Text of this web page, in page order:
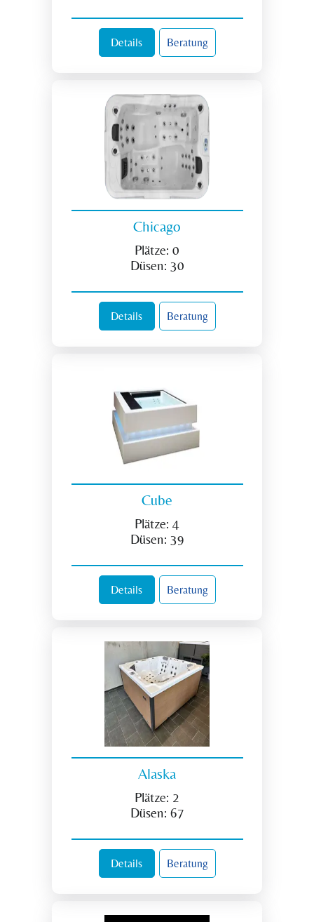
Details Beratung
Chicago
Plätze: 0
Düsen: 30
Details Beratung
Cube
Plätze: 4
Düsen: 39
Details Beratung
Alaska
Plätze: 2
Düsen: 67
Details Beratung